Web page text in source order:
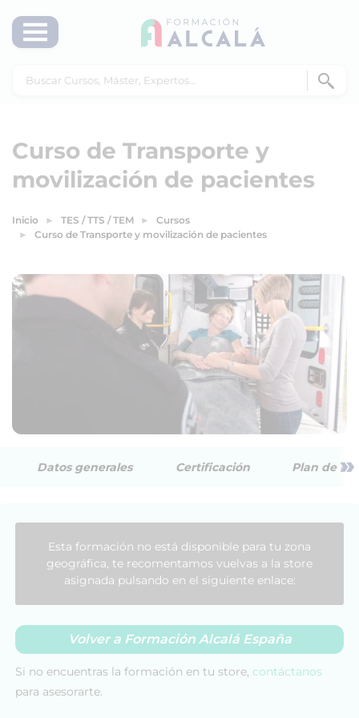
Curso de Transporte y
movilización de pacientes
Inicio TES / TTS / TEM
Cursos
Curso de Transporte y movilización de pacientes
Datos generales Certificación Plan de »
Esta formación no está disponible para tu zona
geográfica, te recomentamos vuelvas a la store
asignada pulsando en el siguiente enlace:
Volver a Formación Alcalá España
Si no encuentras la formación en tu store, contáctanos
para asesorarte.